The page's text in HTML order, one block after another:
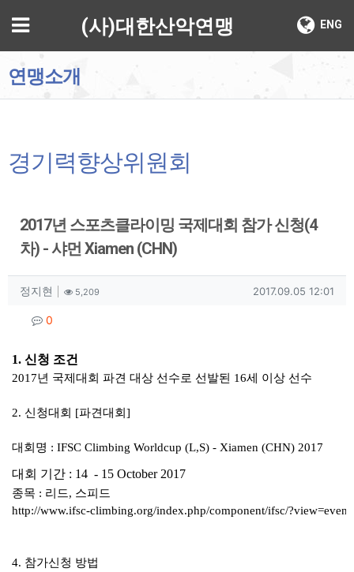
메뉴 ENG
(사)대한산악연맹
연맹소개
경기력향상위원회
2017년 스포츠클라이밍 국제대회 참가 신청(4
차) - 샤먼 Xiamen (CHN)
작성자 정보
정지현 작성5,209조회 작성일
2017.09.05 12:01
컨텐츠 정보
0
본문
1. 신청 조건
2017년 국제대회 파견 대상 선수로 선발된 16세 이상 선수
2. 신청대회 [파견대회]
대회명 : IFSC Climbing Worldcup (L,S) - Xiamen (CHN) 2017
대회 기간 : 14 - 15 October 2017
종목 : 리드, 스피드
http://www.ifsc-climbing.org/index.php/component/ifsc/
4. 참가신청 방법